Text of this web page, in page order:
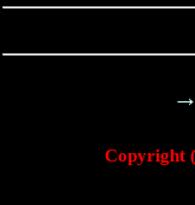
Copyright